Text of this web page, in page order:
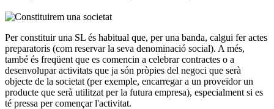
Per constituir una SL és habitual que, per una banda, calgui fer actes
preparatoris (com reservar la seva denominació social). A més,
també és freqüent que es comencin a celebrar contractes o a
desenvolupar activitats que ja són pròpies del negoci que serà
objecte de la societat (per exemple, encarregar a un proveïdor un
producte que serà utilitzat per la futura empresa), especialment si es
té pressa per començar l'activitat.